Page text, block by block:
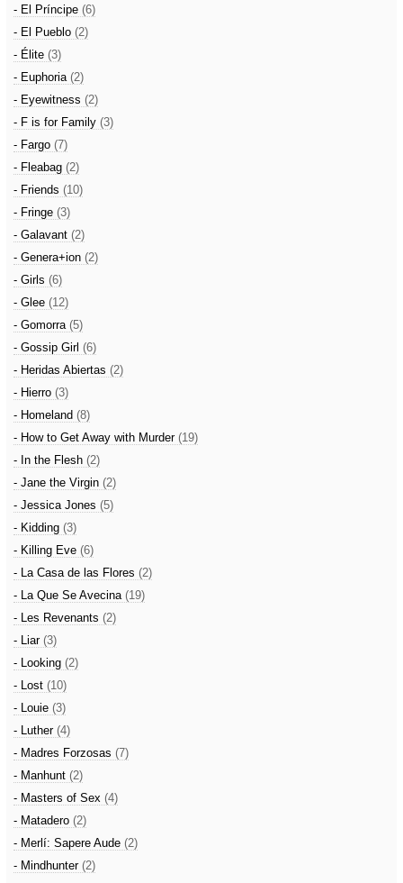
- El Príncipe (6)
- El Pueblo (2)
- Élite (3)
- Euphoria (2)
- Eyewitness (2)
- F is for Family (3)
- Fargo (7)
- Fleabag (2)
- Friends (10)
- Fringe (3)
- Galavant (2)
- Genera+ion (2)
- Girls (6)
- Glee (12)
- Gomorra (5)
- Gossip Girl (6)
- Heridas Abiertas (2)
- Hierro (3)
- Homeland (8)
- How to Get Away with Murder (19)
- In the Flesh (2)
- Jane the Virgin (2)
- Jessica Jones (5)
- Kidding (3)
- Killing Eve (6)
- La Casa de las Flores (2)
- La Que Se Avecina (19)
- Les Revenants (2)
- Liar (3)
- Looking (2)
- Lost (10)
- Louie (3)
- Luther (4)
- Madres Forzosas (7)
- Manhunt (2)
- Masters of Sex (4)
- Matadero (2)
- Merlí: Sapere Aude (2)
- Mindhunter (2)